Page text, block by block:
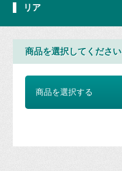
リア
商品を選択してください
商品を選択する